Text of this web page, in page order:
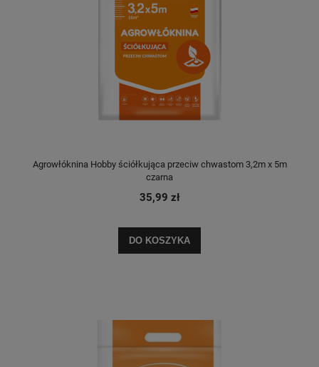
Agrowłóknina Hobby ściółkująca przeciw chwastom 3,2m x 5m
czarna
35,99 zł
DO KOSZYKA